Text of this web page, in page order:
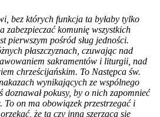
bez których funkcja ta byłaby tylko
zabezpieczać komunię wszystkich
pierwszym pośród sług jedności.
płaszczyznach, czuwając nad
sakramentów i liturgii, nad
chrześcijańskim. To Następca św.
wynikających ze wspólnego
doznawał pokusy, by o nich zapomnieć
To on ma obowiązek przestrzegać i
że ta czy inna szerząca się